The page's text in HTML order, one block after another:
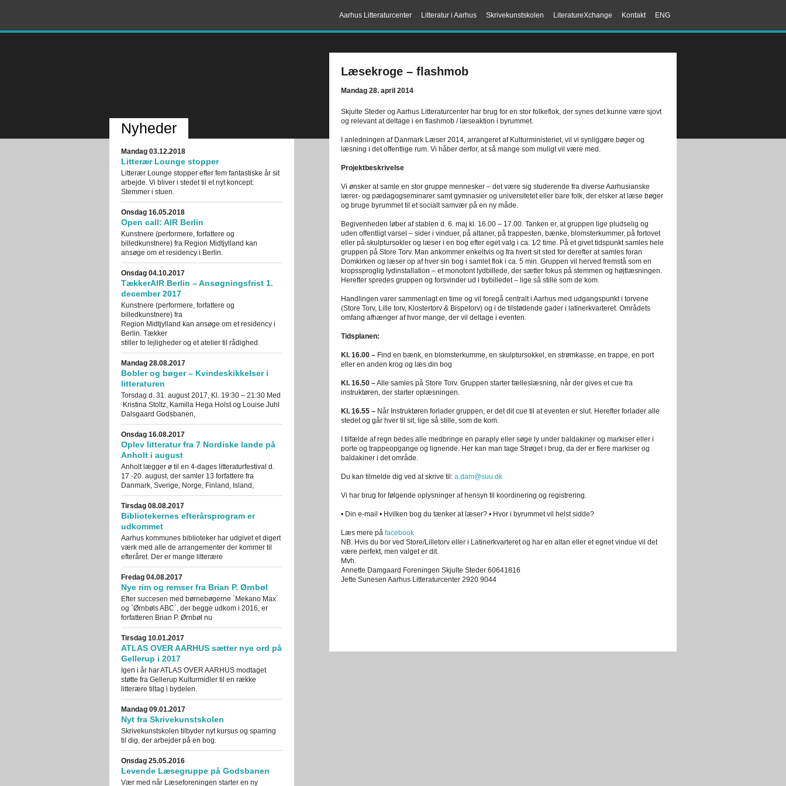
ENG
Kontakt
LiteratureXchange
Skrivekunstskolen
Litteratur i Aarhus
Aarhus Litteraturcenter
Læsekroge – flashmob
Mandag 28. april 2014
Skjulte Steder og Aarhus Litteraturcenter har brug for en stor folkeflok, der synes det kunne være sjovt
og relevant at deltage i en flashmob / læseaktion i byrummet.
I anledningen af Danmark Læser 2014, arrangeret af Kulturministeriet, vil vi synliggøre bøger og
læsning i det offentlige rum. Vi håber derfor, at så mange som muligt vil være med.
Projektbeskrivelse
Vi ønsker at samle en stor gruppe mennesker – det være sig studerende fra diverse Aarhusianske
lærer- og pædagogseminarer samt gymnasier og universitetet eller bare folk, der elsker at læse bøger
og bruge byrummet til et socialt samvær på en ny måde.
Begivenheden løber af stablen d. 6. maj kl. 16.00 – 17.00. Tanken er, at gruppen lige pludselig og
uden offentligt varsel – sider i vinduer, på altaner, på trappesten, bænke, blomsterkummer, på fortovet
eller på skulptursokler og læser i en bog efter eget valg i ca. 1⁄2 time. På et givet tidspunkt samles hele
gruppen på Store Torv. Man ankommer enkeltvis og fra hvert sit sted for derefter at samles foran
Domkirken og læser op af hver sin bog i samlet flok i ca. 5 min. Gruppen vil herved fremstå som en
kropssproglig lydinstallation – et monotont lydbillede, der sætter fokus på stemmen og højtlæsningen.
Herefter spredes gruppen og forsvinder ud i bybilledet – lige så stille som de kom.
Handlingen varer sammenlagt en time og vil foregå centralt i Aarhus med udgangspunkt i torvene
(Store Torv, Lille torv, Klostertorv & Bispetorv) og i de tilstødende gader i latinerkvarteret. Områdets
omfang afhænger af hvor mange, der vil deltage i eventen.
Tidsplanen:
Kl. 16.00 – Find en bænk, en blomsterkumme, en skulptursokkel, en strømkasse, en trappe, en port
eller en anden krog og læs din bog
Kl. 16.50 –Alle samles på Store Torv. Gruppen starter fælleslæsning, når der gives et cue fra
instruktøren, der starter oplæsningen.
Kl. 16.55 – Når Instruktøren forlader gruppen, er det dit cue til at eventen er slut. Herefter forlader alle
stedet og går hver til sit, lige så stille, som de kom.
I tilfælde af regn bedes alle medbringe en paraply eller søge ly under baldakiner og markiser eller i
porte og trappeopgange og lignende. Her kan man tage Strøget i brug, da der er flere markiser og
baldakiner i det område.
Du kan tilmelde dig ved at skrive til: a.dam@suu.dk
Vi har brug for følgende oplysninger af hensyn til koordinering og registrering.
• Din e-mail • Hvilken bog du tænker at læser? • Hvor i byrummet vil helst sidde?
Læs mere på facebook
NB. Hvis du bor ved Store/Lilletorv eller i Latinerkvarteret og har en altan eller et egnet vindue vil det
være perfekt, men valget er dit.
Mvh.
Annette Damgaard Foreningen Skjulte Steder 60641816
Jette Sunesen Aarhus Litteraturcenter 2920 9044
Nyheder
Mandag 03.12.2018
Litterær Lounge stopper
Litterær Lounge stopper efter fem fantastiske år sit
arbejde. Vi bliver i stedet til et nyt koncept:
Stemmer i stuen.
Onsdag 16.05.2018
Open call: AIR Berlin
Kunstnere (performere, forfattere og
billedkunstnere) fra Region Midtjylland kan
ansøge om et residency i Berlin.
Onsdag 04.10.2017
TækkerAIR Berlin – Ansøgningsfrist 1.
december 2017
Kunstnere (performere, forfattere og
billedkunstnere) fra
Region Midtjylland kan ansøge om et residency i
Berlin. Tækker
stiller to lejligheder og et atelier til rådighed.
Mandag 28.08.2017
Bobler og bøger – Kvindeskikkelser i
litteraturen
Torsdag d. 31. august 2017, Kl. 19:30 – 21:30 Med
Kristina Stoltz, Kamilla Hega Holst og Louise Juhl
Dalsgaard Godsbanen,
Onsdag 16.08.2017
Oplev litteratur fra 7 Nordiske lande på
Anholt i august
Anholt lægger ø til en 4-dages litteraturfestival d.
17.-20. august, der samler 13 forfattere fra
Danmark, Sverige, Norge, Finland, Island,
Tirsdag 08.08.2017
Bibliotekernes efterårsprogram er
udkommet
Aarhus kommunes biblioteker har udgivet et digert
værk med alle de arrangementer der kommer til
efteråret. Der er mange litterære
Fredag 04.08.2017
Nye rim og remser fra Brian P. Ørnbøl
Efter succesen med børnebøgerne `Mekano Max´
og `Ørnbøls ABC´, der begge udkom i 2016, er
forfatteren Brian P. Ørnbøl nu
Tirsdag 10.01.2017
ATLAS OVER AARHUS sætter nye ord på
Gellerup i 2017
Igen i år har ATLAS OVER AARHUS modtaget
støtte fra Gellerup Kulturmidler til en række
litterære tiltag i bydelen.
Mandag 09.01.2017
Nyt fra Skrivekunstskolen
Skrivekunstskolen tilbyder nyt kursus og sparring
til dig, der arbejder på en bog.
Onsdag 25.05.2016
Levende Læsegruppe på Godsbanen
Vær med når Læseforeningen starter en ny